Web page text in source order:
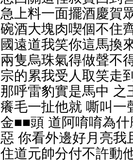
急上料一面擺酒慶賀
碗酒大塊肉喫個不住
國遠道我笑你這馬換
兩隻烏珠氣得做聲不
宗的累我受人取笑走
那呼雷豹實是馬中 之
癢毛一扯他就 嘶叫一
金■■頭 道阿唷唷為
惡 你看外邊好月亮我
住道元帥分付不許動